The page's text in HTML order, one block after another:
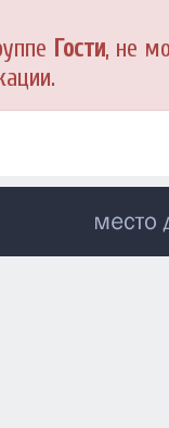
Гости, не